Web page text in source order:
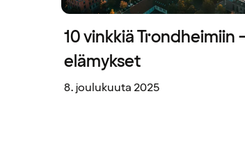
10 vinkkiä Trondheimiin
elämykset
8. joulukuuta 2025